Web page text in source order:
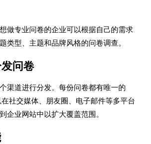
做专业问卷的企业可以根据自己的需求
类型、主题和品牌风格的问卷调查。
问卷
渠道进行分发。每份问卷都有唯一的
社交媒体、朋友圈、电子邮件等多平台
企业网站中以扩大覆盖范围。